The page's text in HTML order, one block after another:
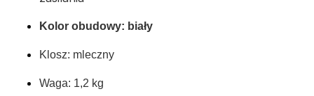
Kolor obudowy: biały
Klosz: mleczny
Waga: 1,2 kg